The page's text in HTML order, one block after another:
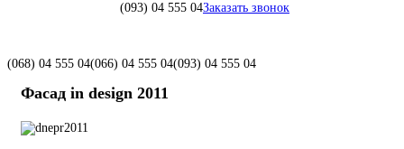
(093) 04 555 04Заказать звонок
(068) 04 555 04(066) 04 555 04(093) 04 555 04
Фасад in design 2011